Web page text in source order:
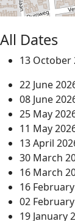
All Dates
13 October
22 June
08 June
25 May
11 May
13 April
30 March
16 March
16
02
19 January